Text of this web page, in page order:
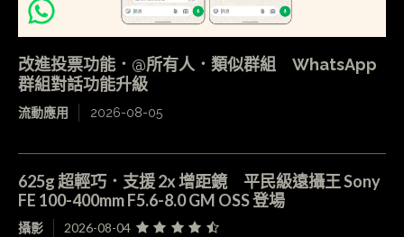
改進投票功能．@所有人．類似群組 WhatsApp
群組對話功能升級
流動應用 2026-08-05
625g 超輕巧．支援 2x 增距鏡 平民級遠攝王 Sony
FE 100-400mm F5.6-8.0 GM OSS 登場
攝影 2026-08-04